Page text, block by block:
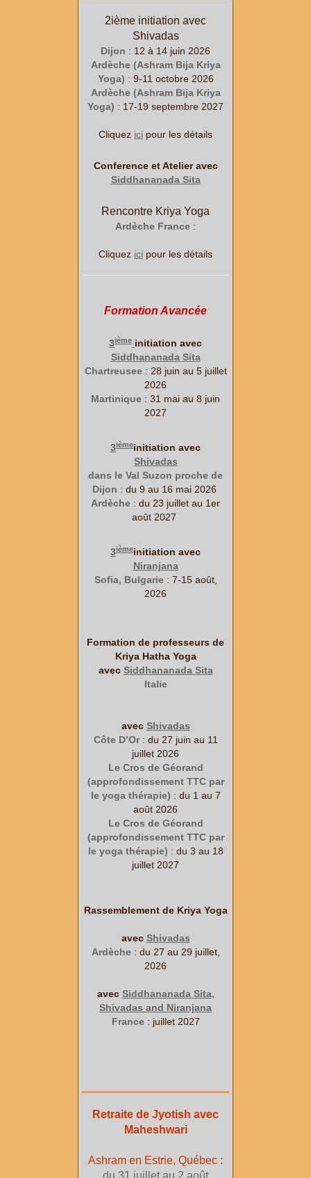
2ième initiation avec
Shivadas
Dijon : 12 à 14 juin 2026
Ardèche (Ashram Bija Kriya
Yoga) : 9-11 octobre 2026
Ardèche (Ashram Bija Kriya
Yoga) : 17-19 septembre 2027
Cliquez ici pour les détails
Conference et Atelier avec
Siddhananada Sita
Rencontre Kriya Yoga
Ardèche France :
Cliquez ici pour les détails
Formation Avancée
3ième initiation avec
Siddhananada Sita
Chartreusee: 28 juin au 5 juillet
2026
Martinique : 31 mai au 8 juin
2027
3ièmeinitiation avec
Shivadas
dans le Val Suzon proche de
Dijon : du 9 au 16 mai 2026
Ardèche : du 23 juillet au 1er
août 2027
3ièmeinitiation avec
Niranjana
Sofia, Bulgarie : 7-15 août,
2026
Formation de professeurs de
Kriya Hatha Yoga
avec Siddhananada Sita
Italie
avec Shivadas
Côte D’Or : du 27 juin au 11
juillet 2026
Le Cros de Géorand
(approfondissement TTC par
le yoga thérapie) : du 1 au 7
août 2026
Le Cros de Géorand
(approfondissement TTC par
le yoga thérapie) : du 3 au 18
juillet 2027
Rassemblement de Kriya Yoga
avec Shivadas
Ardèche: du 27 au 29 juillet,
2026
avec Siddhananada Sita,
Shivadas and Niranjana
France: juillet 2027
Retraite de Jyotish avec
Maheshwari
Ashram en Estrie, Québec :
du 31 juillet au 2 août